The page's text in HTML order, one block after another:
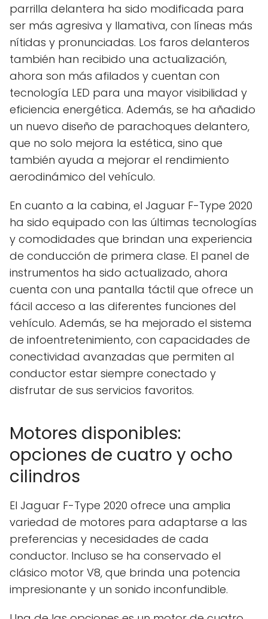
parrilla delantera ha sido modificada para
ser más agresiva y llamativa, con líneas más
nítidas y pronunciadas. Los faros delanteros
también han recibido una actualización,
ahora son más afilados y cuentan con
tecnología LED para una mayor visibilidad y
eficiencia energética. Además, se ha añadido
un nuevo diseño de parachoques delantero,
que no solo mejora la estética, sino que
también ayuda a mejorar el rendimiento
aerodinámico del vehículo.
En cuanto a la cabina, el Jaguar F-Type 2020
ha sido equipado con las últimas tecnologías
y comodidades que brindan una experiencia
de conducción de primera clase. El panel de
instrumentos ha sido actualizado, ahora
cuenta con una pantalla táctil que ofrece un
fácil acceso a las diferentes funciones del
vehículo. Además, se ha mejorado el sistema
de infoentretenimiento, con capacidades de
conectividad avanzadas que permiten al
conductor estar siempre conectado y
disfrutar de sus servicios favoritos.
Motores disponibles:
opciones de cuatro y ocho
cilindros
El Jaguar F-Type 2020 ofrece una amplia
variedad de motores para adaptarse a las
preferencias y necesidades de cada
conductor. Incluso se ha conservado el
clásico motor V8, que brinda una potencia
impresionante y un sonido inconfundible.